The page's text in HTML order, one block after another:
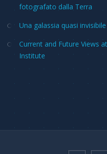
fotografato dalla Terra
Una galassia quasi
Current and Future Views
Institute